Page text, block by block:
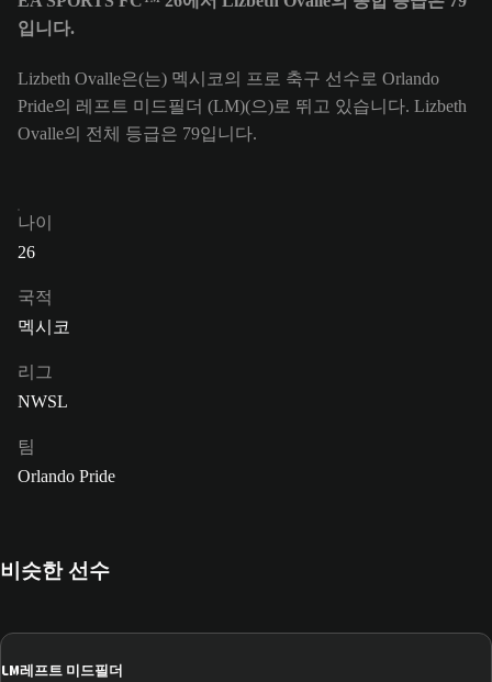
입니다.
Lizbeth Ovalle은(는) 멕시코의 프로 축구 선수로 Orlando
Pride의 레프트 미드필더 (LM)(으)로 뛰고 있습니다. Lizbeth
Ovalle의 전체 등급은 79입니다.
나이
26
국적
멕시코
리그
NWSL
팀
Orlando Pride
비슷한 선수
LM레프트 미드필더